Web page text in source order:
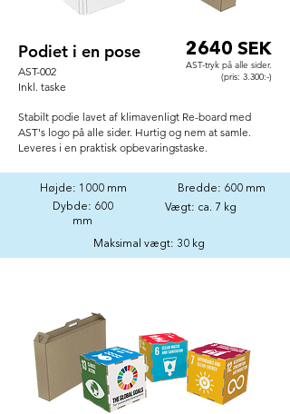
Podiet i en pose
AST-002
Inkl. taske
Stabilt podie lavet af klimavenligt Re-board med
AST's logo på alle sider. Hurtig og nem at samle.
Leveres i en praktisk opbevaringstaske.
2640 SEK
AST-tryk på alle sider.
(pris: 3.300:-)
Højde: 1000 mm
Bredde: 600 mm
Dybde: 600
mm
Vægt: ca. 7 kg
Maksimal vægt: 30 kg